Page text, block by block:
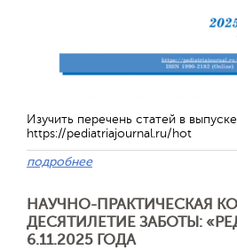
Изучить перечень статей в
https://pediatriajournal.ru/hot
подробнее
НАУЧНО-ПРАКТИЧЕСКАЯ
ДЕСЯТИЛЕТИЕ ЗАБОТЫ:
6.11.2025 ГОДА